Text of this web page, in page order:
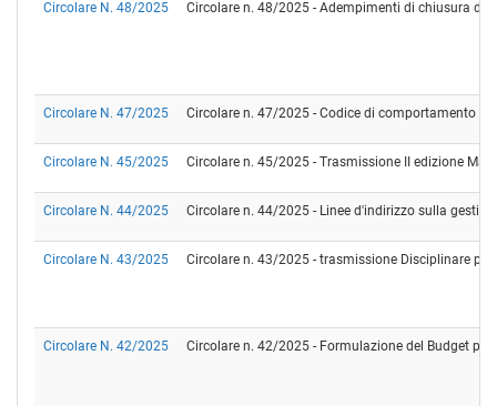
Circolare N. 48/2025 Circolare n. 48/2025 - Adempimenti di chiusura
Circolare N. 47/2025 Circolare n. 47/2025 - Codice di comportamento
Circolare N. 45/2025 Circolare n. 45/2025 - Trasmissione II edizione
Circolare N. 44/2025 Circolare n. 44/2025 - Linee d'indirizzo sulla
Circolare N. 43/2025 Circolare n. 43/2025 - trasmissione Disciplinare
Circolare N. 42/2025 Circolare n. 42/2025 - Formulazione del Budget